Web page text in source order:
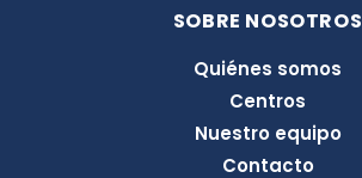
e
d
i
n
SOBRE NOSOTROS
Quiénes somos
Centros
Nuestro equipo
Contacto